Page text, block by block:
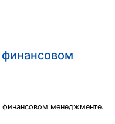
финансовом менеджменте.